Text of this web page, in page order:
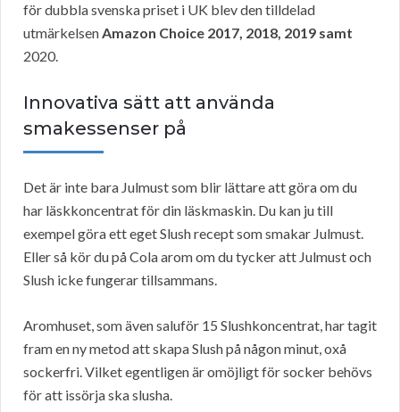
för dubbla svenska priset i UK blev den tilldelad
utmärkelsenAmazon Choice 2017, 2018, 2019 samt
2020.
Innovativa sätt att använda
smakessenser på
Det är inte bara Julmust som blir lättare att göra om du
har läskkoncentrat för din läskmaskin. Du kan ju till
exempel göra ett eget Slush recept som smakar Julmust.
Eller så kör du på Cola arom om du tycker att Julmust och
Slush icke fungerar tillsammans.
Aromhuset, som även saluför 15 Slushkoncentrat, har tagit
fram en ny metod att skapa Slush på någon minut, oxå
sockerfri. Vilket egentligen är omöjligt för socker behövs
för att issörja ska slusha.